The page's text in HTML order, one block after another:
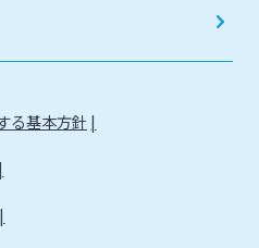
る基本方針